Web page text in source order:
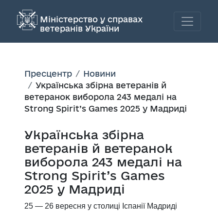
Міністерство у справах
ветеранів України
Пресцентр
Новини
Українська збірна ветеранів й
ветеранок виборола 243 медалі на
Strong Spirit’s Games 2025 у Мадриді
Українська збірна
ветеранів й ветеранок
виборола 243 медалі на
Strong Spirit’s Games
2025 у Мадриді
25 — 26 вересня у столиці Іспанії Мадриді